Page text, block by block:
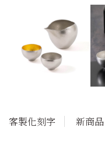
客製化刻字 新商品